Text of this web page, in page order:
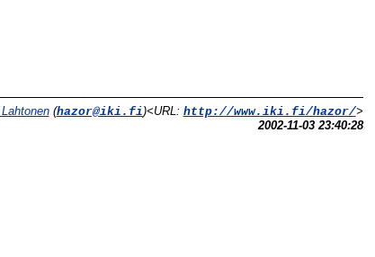
(hazor@iki.fi)<URL: http://www.iki.fi/hazor/>
2002-11-03 23:40:28